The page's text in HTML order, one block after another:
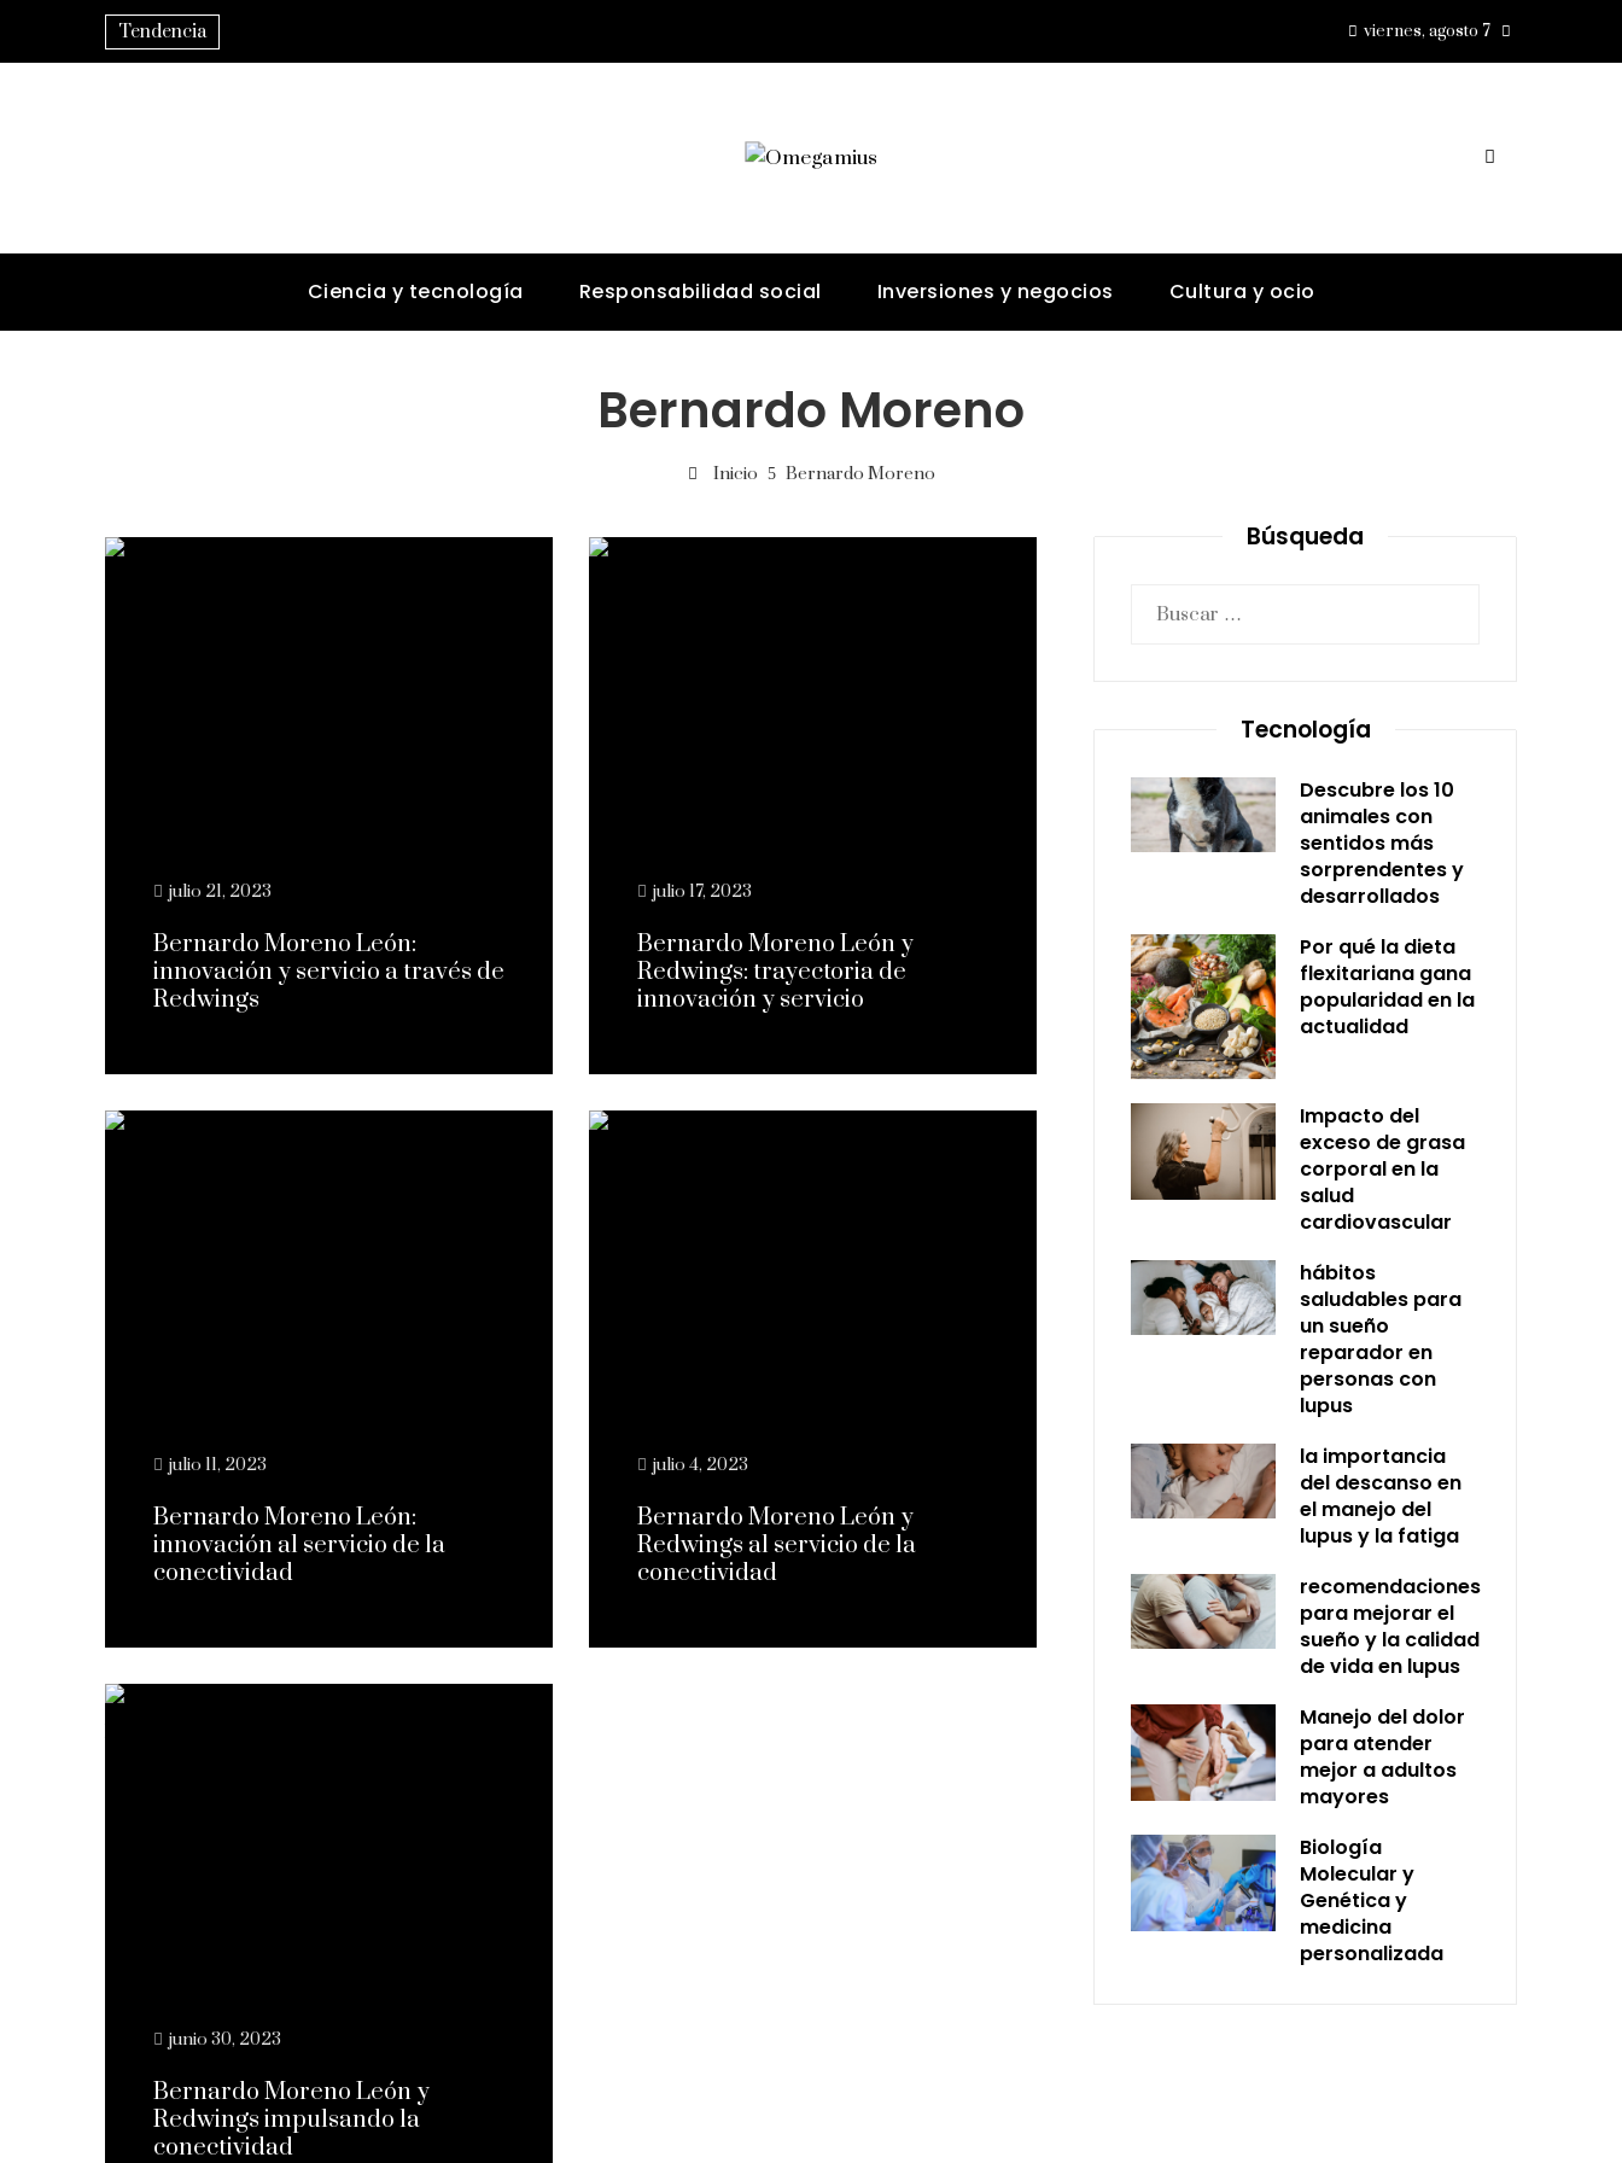
Tendencia viernes, agosto 7
Ciencia y tecnología Responsabilidad social Inversiones y negocios Cultura y ocio
Bernardo Moreno
Inicio Bernardo Moreno
julio 21, 2023
Bernardo Moreno León:
innovación y servicio a través de
Redwings
julio 17, 2023
Bernardo Moreno León y
Redwings: trayectoria de
innovación y servicio
julio 11, 2023
Bernardo Moreno León:
innovación al servicio de la
conectividad
julio 4, 2023
Bernardo Moreno León y
Redwings al servicio de la
conectividad
junio 30, 2023
Bernardo Moreno León y
Redwings impulsando la
conectividad
Búsqueda
Tecnología
Descubre los 10
animales con
sentidos más
sorprendentes y
desarrollados
Por qué la dieta
flexitariana gana
popularidad en la
actualidad
Impacto del
exceso de grasa
corporal en la
salud
cardiovascular
hábitos
saludables para
un sueño
reparador en
personas con
lupus
la importancia
del descanso en
el manejo del
lupus y la fatiga
recomendaciones
para mejorar el
sueño y la calidad
de vida en lupus
Manejo del dolor
para atender
mejor a adultos
mayores
Biología
Molecular y
Genética y
medicina
personalizada